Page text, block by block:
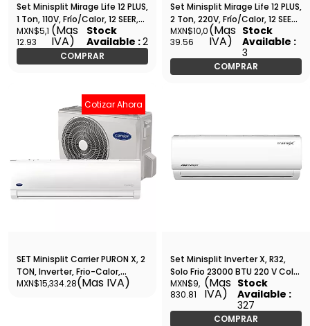
Set Minisplit Mirage Life 12 PLUS,
1 Ton, 110V, Frío/Calor, 12 SEER,
12,000 BTU, R410A, Tubería 1/2
1/4 - SETCLC120T
MXN$5,1
12.93
(Mas
IVA)
Stock
Available :2
COMPRAR
Set Minisplit Mirage Life 12 PLUS,
2 Ton, 220V, Frío/Calor, 12 SEER,
24,000 BTU, R410A, Tubería 5/8
3/8 - SETCLC261T
MXN$10,0
39.56
(Mas
IVA)
Stock
Available :
3
COMPRAR
Cotizar Ahora
SET Minisplit Carrier PURON X, 2
TON, Inverter, Frio-Calor,
220/1/60, Hasta 19 SEER, R32,
MXN$15,334.28(Mas IVA)
Set Minisplit Inverter X, R32,
Solo Frio 23000 BTU 220 V Color
Blanco - SETCMF261J
MXN$9,
830.81
(Mas
IVA)
Stock
Available :
327
COMPRAR